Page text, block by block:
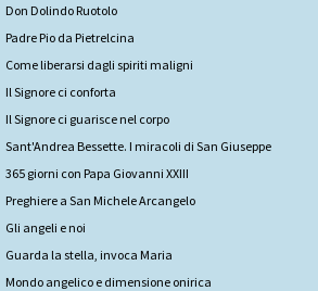
Don Dolindo Ruotolo
Padre Pio da Pietrelcina
Come liberarsi dagli spiriti maligni
Il Signore ci conforta
Il Signore ci guarisce nel corpo
Sant'Andrea Bessette. I miracoli di San Giuseppe
365 giorni con Papa Giovanni XXIII
Preghiere a San Michele Arcangelo
Gli angeli e noi
Guarda la stella, invoca Maria
Mondo angelico e dimensione onirica